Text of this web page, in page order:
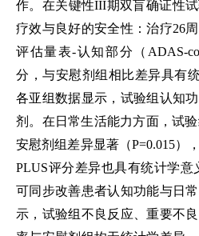
作。在关键性III期双盲确证性
疗效与良好的安全性：治疗26
评估量表-认知部分（ADAS-
分，与安慰剂组相比差异具有
各亚组数据显示，试验组认知
剂。在日常生活能力方面，试
安慰剂组差异显著（P=0.015）
PLUS评分差异也具有统计学意
可同步改善患者认知功能与日
示，试验组不良反应、重要不